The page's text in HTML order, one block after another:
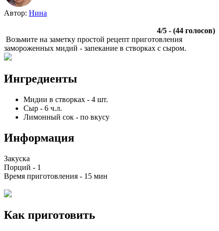
Автор: Нина
4/5 - (44 голосов)
Возьмите на заметку простой рецепт приготовления
замороженных мидий - запекание в створках с сыром.
Ингредиенты
Мидии в створках - 4 шт.
Сыр - 6 ч.л.
Лимонный сок - по вкусу
Информация
Закуска
Порций - 1
Время приготовления - 15 мин
Как приготовить